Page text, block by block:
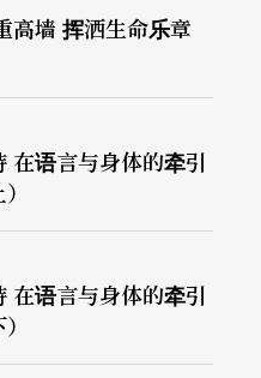
他们来说，一分跟一
样的环境下创作，荣
极强的自觉性。「他
』艺术很多时候可以
有没有更多选择？」
了气质，并不因为他
而是他们的味蕾太
高墙 挥洒生命乐章
在语言与身体的牵引
在语言与身体的牵引